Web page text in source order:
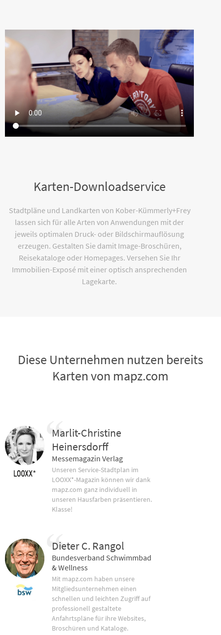
Karten-Downloadservice
Stadtpläne und Landkarten von Kober-Kümmerly+Frey
lassen sich für alle Arten von Anwendungen mit der
jeweils optimalen Druck- oder Bildschirmauflösung
erzeugen. Gestalten Sie damit Image-Broschüren,
Reisekataloge oder Homepages. Versehen Sie Ihr
Immobilien-Exposé mit einer optisch ansprechenden
Lagekarte.
Diese Unternehmen nutzen bereits
Karten von mapz.com
Marlit-Christine
Heinersdorff
Messemagazin Verlag
Unseren Service-Stadtplan im
LOOXX*-Magazin können wir dank
mapz.com ganz individuell in
unseren Hausfarben präsentieren.
Klasse!
Dieter C. Rangol
Bundesverband Schwimmbad
& Wellness
Mit mapz.com haben unsere
Mitgliedsunternehmen einen
schnellen und leichten Zugriff auf
professionell gestaltete
Anfahrtspläne für ihre Websites,
Broschüren und Kataloge.